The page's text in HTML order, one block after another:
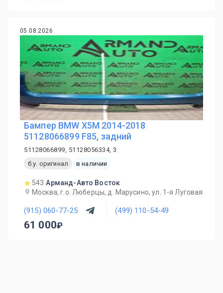
05.08.2026
Бампер BMW X5M 2014-2018
51128066899 F85, задний
51128066899, 51128056334, 3
б.у. оригинал
в наличии
543 Арманд-Авто Восток
Москва, г.о. Люберцы, д. Марусино, ул. 1-я Луговая
(915) 060-77-25 (499) 110-54-49
61 000